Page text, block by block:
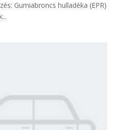
Gumiabroncs hulladéka (EPR)